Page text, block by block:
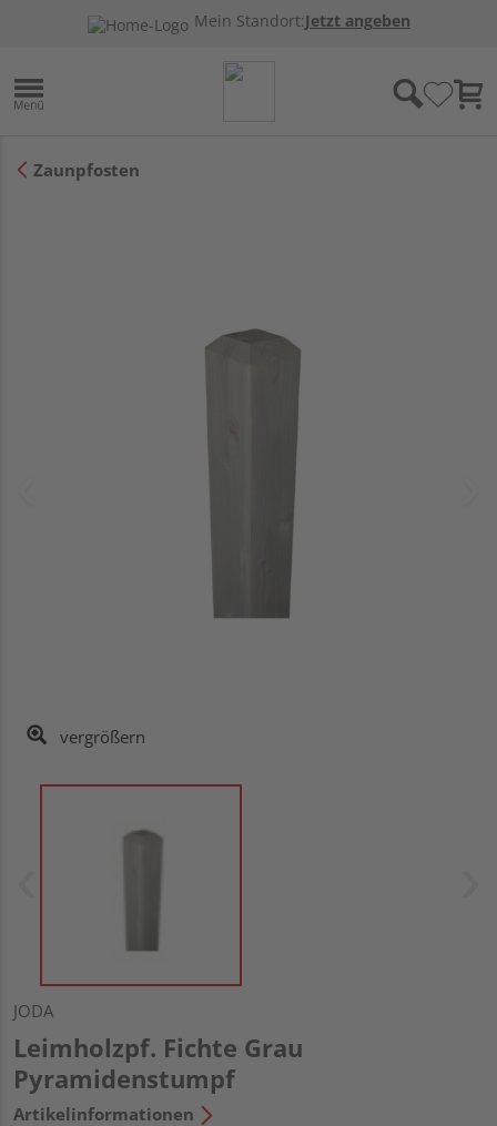
Mein Standort:Jetzt angeben
Zaunpfosten
vergrößern
JODA
Leimholzpf. Fichte Grau
Pyramidenstumpf
Artikelinformationen